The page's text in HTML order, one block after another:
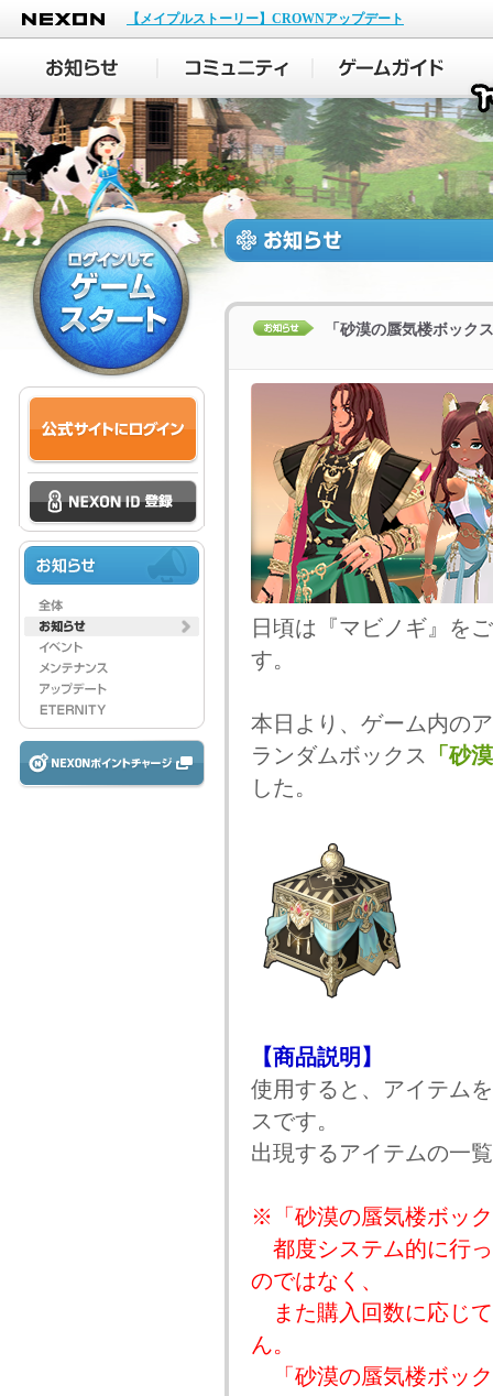
NEXON
【メイプルストーリー】CROWNアップデート
「砂漠の蜃気楼ボック
日頃は『マビノギ』を
す。
本日より、ゲーム内の
ランダムボックス
「砂
した。
【商品説明】
使用すると、アイテム
スです。
出現するアイテムの一
※「砂漠の蜃気楼ボッ
都度システム的に行
のではなく、
また購入回数に応じ
ん。
「砂漠の蜃気楼ボッ